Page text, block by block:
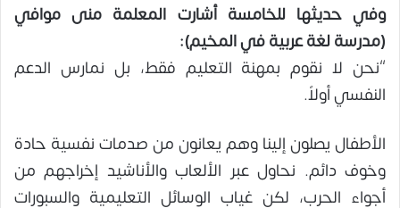
وفي حديثها للخامسة أشارت المعلمة منى موافي
(مدرسة لغة عربية في المخيم):
“نحن لا نقوم بمهنة التعليم فقط، بل نمارس الدعم
النفسي أولاً.
الأطفال يصلون إلينا وهم يعانون من صدمات نفسية حادة
وخوف دائم. نحاول عبر الألعاب والأناشيد إخراجهم من
أجواء الحرب، لكن غياب الوسائل التعليمية والسبورات